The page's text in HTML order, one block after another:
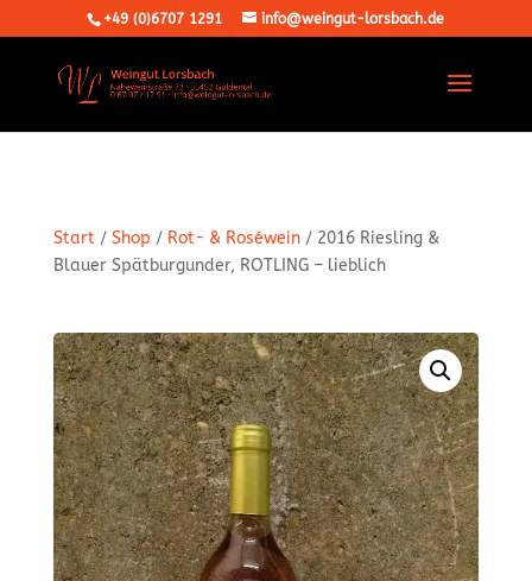
+49 (0)6707 1291 info@weingut-lorsbach.de
Start/ Shop / Rot- & Roséwein/ 2016 Riesling &
Blauer Spätburgunder, ROTLING – lieblich